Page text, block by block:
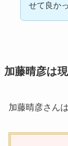
せて良かっ
加藤晴彦は
加藤晴彦さんは